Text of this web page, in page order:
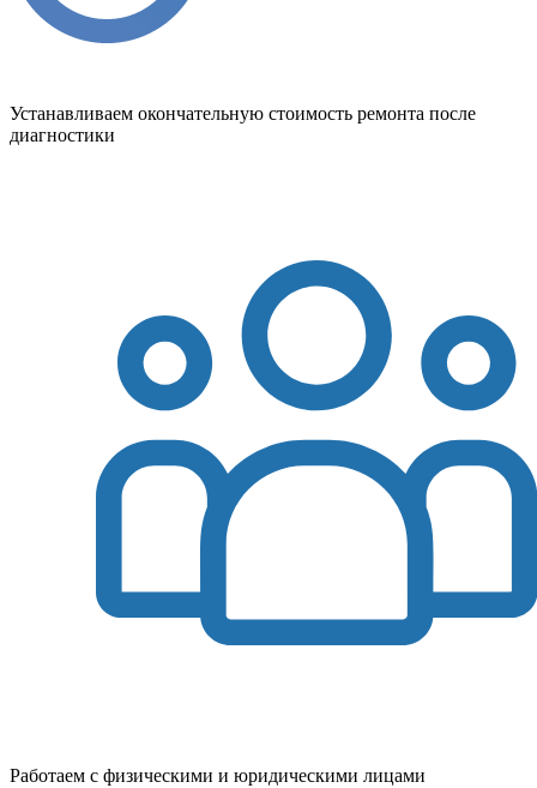
Устанавливаем окончательную стоимость ремонта после
диагностики
Работаем с физическими и юридическими лицами